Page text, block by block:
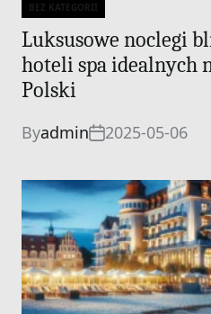
Categories
BEZ KATEGORII
Luksusowe noclegi
hoteli spa idealnych
Polski
Byadmin 2025-05-06